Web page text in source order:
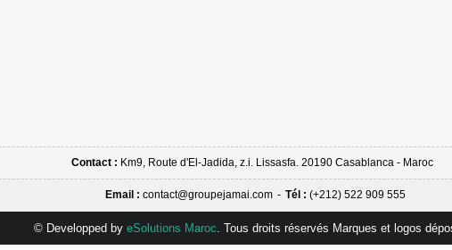
Contact : Km9, Route d'El-Jadida, z.i. Lissasfa. 20190 Casablanca - Maroc
Email : contact@groupejamai.com - Tél : (+212) 522 909 555
© Developped by eSolutions Maroc. Tous droits réservés Marques et logos